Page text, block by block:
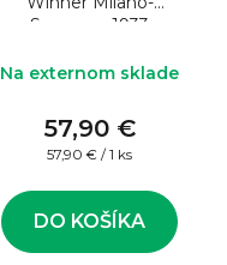
Sanremo 1933
Na externom sklade
57,90 €
Jednotková
57,90 € / 1 ks
DO KOŠÍKA